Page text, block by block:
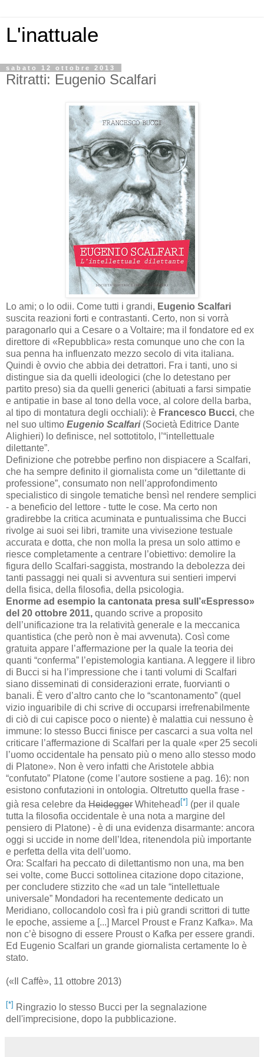
L'inattuale
sabato 12 ottobre 2013
Ritratti: Eugenio Scalfari
Lo ami; o lo odii. Come tutti i grandi, Eugenio Scalfari
suscita reazioni forti e contrastanti. Certo, non si vorrà
paragonarlo qui a Cesare o a Voltaire; ma il fondatore ed ex
direttore di «Repubblica» resta comunque uno che con la
sua penna ha influenzato mezzo secolo di vita italiana.
Quindi è ovvio che abbia dei detrattori. Fra i tanti, uno si
distingue sia da quelli ideologici (che lo detestano per
partito preso) sia da quelli generici (abituati a farsi simpatie
e antipatie in base al tono della voce, al colore della barba,
al tipo di montatura degli occhiali): è Francesco Bucci, che
nel suo ultimo Eugenio Scalfari (Società Editrice Dante
Alighieri) lo definisce, nel sottotitolo, l’“intellettuale
dilettante”.
Definizione che potrebbe perfino non dispiacere a Scalfari,
che ha sempre definito il giornalista come un “dilettante di
professione”, consumato non nell’approfondimento
specialistico di singole tematiche bensì nel rendere semplici
- a beneficio del lettore - tutte le cose. Ma certo non
gradirebbe la critica acuminata e puntualissima che Bucci
rivolge ai suoi sei libri, tramite una vivisezione testuale
accurata e dotta, che non molla la presa un solo attimo e
riesce completamente a centrare l’obiettivo: demolire la
figura dello Scalfari-saggista, mostrando la debolezza dei
tanti passaggi nei quali si avventura sui sentieri impervi
della fisica, della filosofia, della psicologia.
Enorme ad esempio la cantonata presa sull’«Espresso»
del 20 ottobre 2011, quando scrive a proposito
dell’unificazione tra la relatività generale e la meccanica
quantistica (che però non è mai avvenuta). Così come
gratuita appare l’affermazione per la quale la teoria dei
quanti “conferma” l’epistemologia kantiana. A leggere il libro
di Bucci si ha l’impressione che i tanti volumi di Scalfari
siano disseminati di considerazioni errate, fuorvianti o
banali. È vero d’altro canto che lo “scantonamento” (quel
vizio inguaribile di chi scrive di occuparsi irrefrenabilmente
di ciò di cui capisce poco o niente) è malattia cui nessuno è
immune: lo stesso Bucci finisce per cascarci a sua volta nel
criticare l’affermazione di Scalfari per la quale «per 25 secoli
l’uomo occidentale ha pensato più o meno allo stesso modo
di Platone». Non è vero infatti che Aristotele abbia
“confutato” Platone (come l’autore sostiene a pag. 16): non
esistono confutazioni in ontologia. Oltretutto quella frase -
già resa celebre da Heidegger Whitehead [*] (per il quale
tutta la filosofia occidentale è una nota a margine del
pensiero di Platone) - è di una evidenza disarmante: ancora
oggi si uccide in nome dell’Idea, ritenendola più importante
e perfetta della vita dell’uomo.
Ora: Scalfari ha peccato di dilettantismo non una, ma ben
sei volte, come Bucci sottolinea citazione dopo citazione,
per concludere stizzito che «ad un tale “intellettuale
universale” Mondadori ha recentemente dedicato un
Meridiano, collocandolo così fra i più grandi scrittori di tutte
le epoche, assieme a [...] Marcel Proust e Franz Kafka». Ma
non c’è bisogno di essere Proust o Kafka per essere grandi.
Ed Eugenio Scalfari un grande giornalista certamente lo è
stato.
(«Il Caffè», 11 ottobre 2013)
[*] Ringrazio lo stesso Bucci per la segnalazione
dell'imprecisione, dopo la pubblicazione.